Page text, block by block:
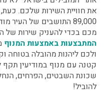
את חוויית השירות שלכם.
89,000 התושבים של
מכם בכדי להעניק שירות של
המתבצעות באמצעות המנוף
ולכם ליהנות מהובלה בטוחה
קטנה עם מנוף במודיעין תקף
שכונת השבטים, הפרחים,
להוביל!